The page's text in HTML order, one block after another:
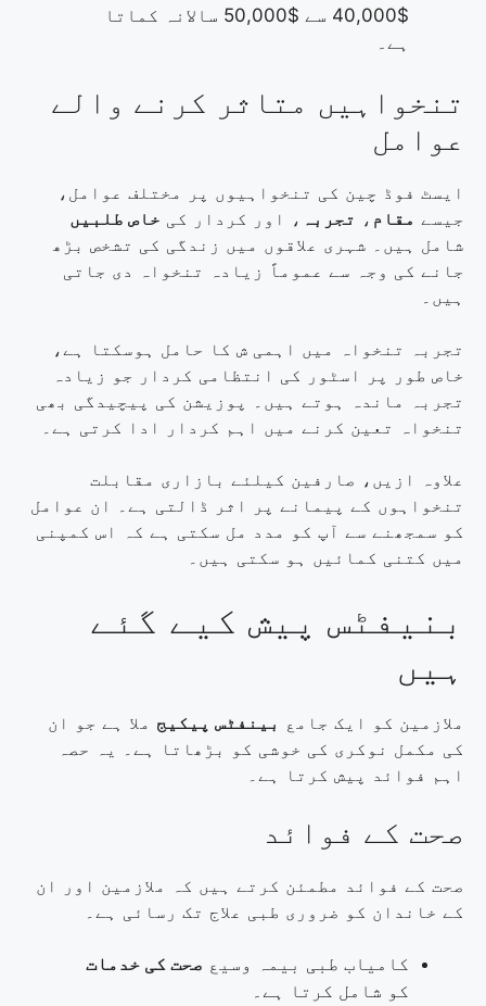
$40,000 سے $50,000 سالانہ کماتا
ہے۔
تنخواہیں متاثر کرنے والے
عوامل
ایسٹ فوڈ چین کی تنخواہیوں پر مختلف عوامل،
جیسے مقام ، تجربہ ، اور کردار کی خاص طلبیں
شامل ہیں۔ شہری علاقوں میں زندگی کی تشخص بڑھ
جانے کی وجہ سے عموماً زیادہ تنخواہ دی جاتی
ہیں۔
تجربہ تنخواہ میں اہمی ش کا حامل ہوسکتا ہے،
خاص طور پر اسٹور کی انتظامی کردار جو زیادہ
تجربہ ماندہ ہوتے ہیں۔ پوزیشن کی پیچیدگی بھی
تنخواہ تعین کرنے میں اہم کردار ادا کرتی ہے۔
علاوہ ازیں، صارفین کیلئے بازاری مقابلت
تنخواہوں کے پیمانے پر اثر ڈالتی ہے۔ ان عوامل
کو سمجھنے سے آپ کو مدد مل سکتی ہے کہ اس کمپنی
میں کتنی کمائیں ہو سکتی ہیں۔
بنیفٹس پیش کیے گئے
ہیں
ملازمین کو ایک جامع بینفٹس پیکیج ملا ہے جو ان
کی مکمل نوکری کی خوشی کو بڑھاتا ہے۔ یہ حصہ
اہم فوائد پیش کرتا ہے۔
صحت کے فوائد
صحت کے فوائد مطمئن کرتے ہیں کہ ملازمین اور ان
کے خاندان کو ضروری طبی علاج تک رسائی ہے۔
کامیاب طبی بیمہ وسیع صحت کی خدمات
کو شامل کرتا ہے۔